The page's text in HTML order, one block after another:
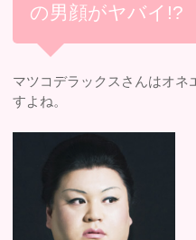
の男顔がヤバイ!?
マツコデラックスさんはオネ
すよね。